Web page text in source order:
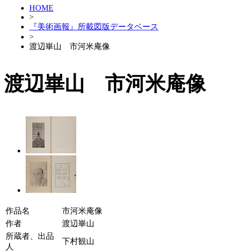
HOME
>
『美術画報』所載図版データベース
>
渡辺崋山 市河米庵像
渡辺崋山 市河米庵像
作品名
市河米庵像
作者
渡辺崋山
所蔵者、出品
人
下村観山